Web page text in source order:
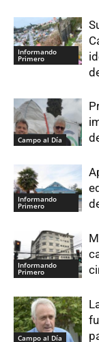
Informando
Primero
Campo al Día
Informando
Primero
Informando
Primero
Campo al Día